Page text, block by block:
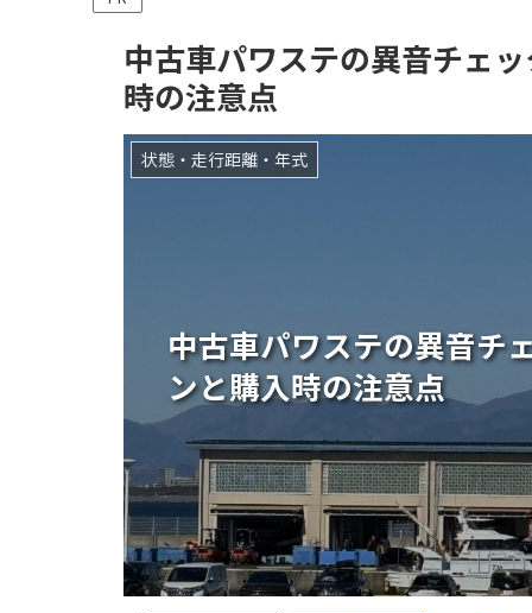
中古車パワステの異音チェ
時の注意点
中古車パワステの異音チ
ンと購入時の注意点
状態・走行距離・年式